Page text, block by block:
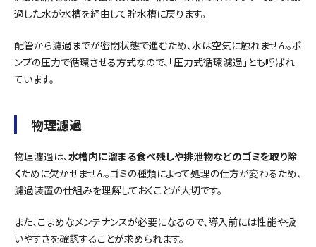
過した水が水槽を経由して貯水槽に戻ります。
配管から濾過までが密閉状態で進むため、水は空気に触れません。ポ
ンプの圧力で循環させる方式なので、「圧力式循環濾過」とも呼ばれ
ています。
物理濾過
物理濾過は、水槽内に溜まる食べ残しや排泄物などのゴミを取り除
くために欠かせません。ゴミの種類によって処理の仕方が変わるため、
濾過装置の仕組みを理解しておくことが大切です。
また、こまめなメンテナンスが必要になるので、導入前には性能や扱
いやすさを確認することが求められます。